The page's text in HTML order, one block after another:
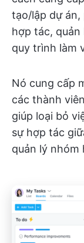
tạo/lập dự án,
hợp tác, quản
quy trình làm
Nó cung cấp
các thành
giúp loại bỏ
sự hợp tác
quản lý nhóm